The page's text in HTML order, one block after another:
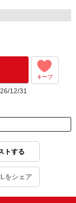
前提でのお仕事も可
キープ
12/31
トする
をシェア